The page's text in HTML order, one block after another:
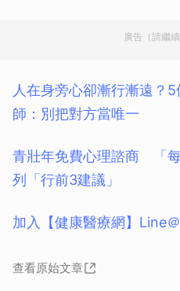
廣告（請繼續
人在身旁心卻漸行漸遠
師：別把對方當唯一
青壯年免費心理諮商 「
列「行前3建議」
加入【健康醫療網】Line
查看原始文章